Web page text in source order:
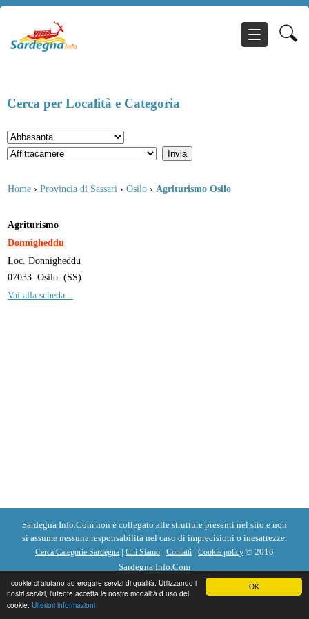
OK
I cookie ci aiutano ad erogare servizi di qualità. Utilizzando i
nostri servizi, l'utente accetta le nostre modalità d uso dei
cookie. Ulteriori informazioni
Cerca per Località e Categoria
Home › Provincia di Sassari › Osilo › Agriturismo Osilo
Agriturismo
Donnigheddu
Loc. Donnigheddu
07033 Osilo (SS)
Vai alla scheda...
Sardegna Info.Com non è collegato alle strutture presenti nel sito e non
si assume nessuna responsabilità nel caso di imprecisioni o inesattezze.
Cerca Categorie Sardegna | Chi Siamo | Contatti | Cookie policy © 2016
Sardegna Info.Com